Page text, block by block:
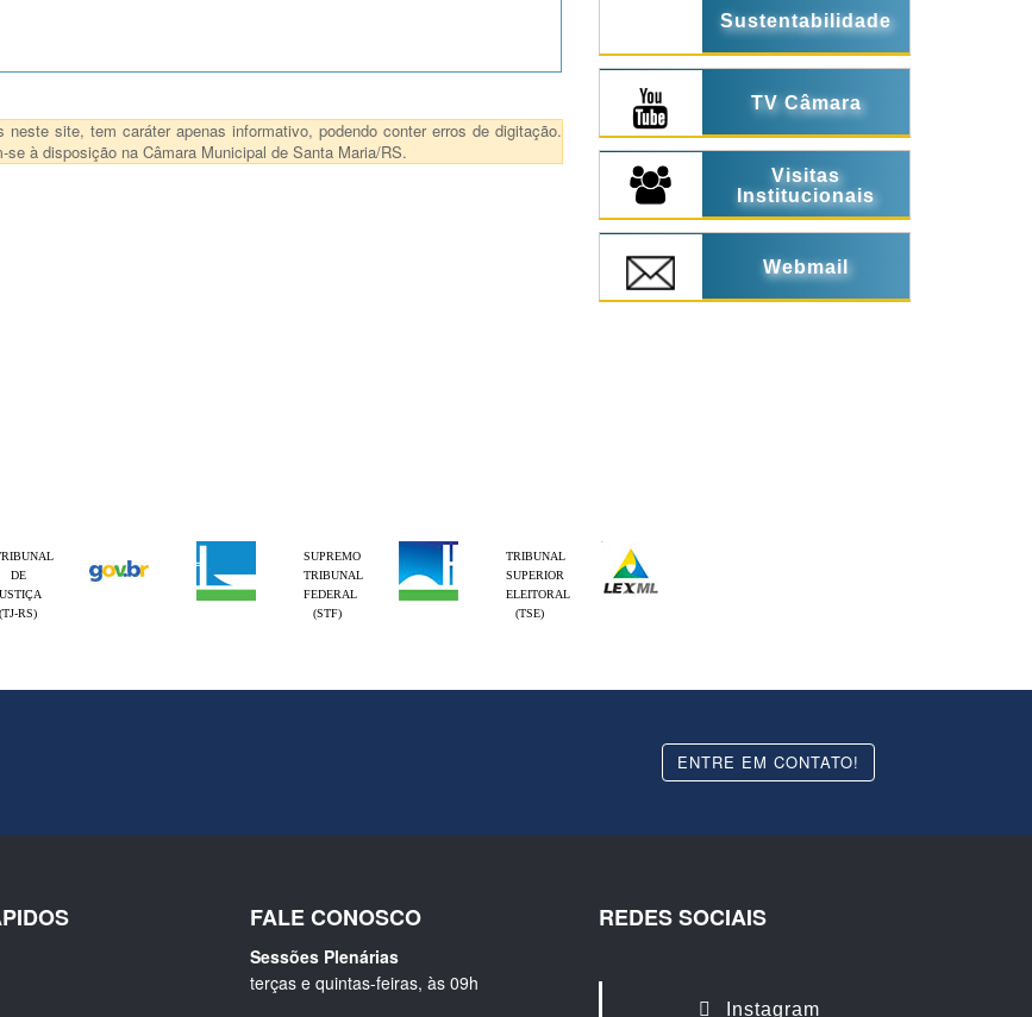
site, tem caráter apenas informativo, podendo conter erros de digitação.
à disposição na Câmara Municipal de Santa Maria/RS.
Sustentabilidade
TV Câmara
Visitas
Institucionais
Webmail
DE
(TJ-RS)
SUPREMO
TRIBUNAL
FEDERAL
(STF)
TRIBUNAL
SUPERIOR
ELEITORAL
(TSE)
ENTRE EM CONTATO!
FALE CONOSCO
Sessões Plenárias
terças e quintas-feiras, às 09h
REDES SOCIAIS
Instagram